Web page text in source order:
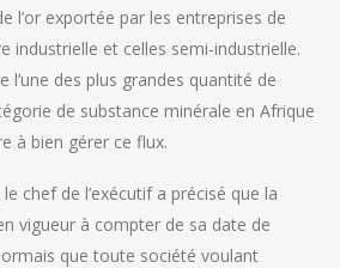
l’or exportée par les entreprises de
industrielle et celles semi-industrielle.
l’une des plus grandes quantité de
de substance minérale en Afrique
à bien gérer ce flux.
chef de l’exécutif a précisé que la
vigueur à compter de sa date de
que toute société voulant